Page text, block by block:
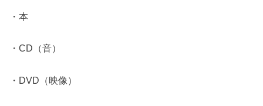
・本
・CD（音）
・DVD（映像）